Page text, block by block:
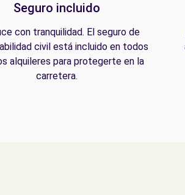
Seguro incluido
con tranquilidad. El seguro de
civil está incluido en todos
alquileres para protegerte en la
carretera.